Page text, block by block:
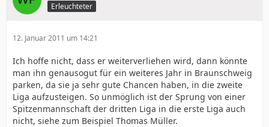
Erleuchteter
12. Januar 2011 um 14:21
Ich hoffe nicht, dass er weiterverliehen wird, dann könnte
man ihn genausogut für ein weiteres Jahr in Braunschweig
parken, da sie ja sehr gute Chancen haben, in die zweite
Liga aufzusteigen. So unmöglich ist der Sprung von einer
Spitzenmannschaft der dritten Liga in die erste Liga auch
nicht, siehe zum Beispiel Thomas Müller.